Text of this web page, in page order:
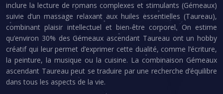
inclure la lecture de romans complexes et stimulants (Gémeaux)
suivie d’un massage relaxant aux huiles essentielles (Taureau),
combinant plaisir intellectuel et bien-être corporel. On estime
qu’environ 30% des Gémeaux ascendant Taureau ont un hobby
créatif qui leur permet d’exprimer cette dualité, comme l’écriture,
la peinture, la musique ou la cuisine. La combinaison Gémeaux
ascendant Taureau peut se traduire par une recherche d’équilibre
dans tous les aspects de la vie.